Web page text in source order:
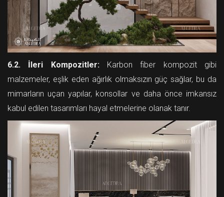
6.2. İleri Kompozitler: Karbon fiber kompozit gibi
malzemeler, eşlik eden ağırlık olmaksızın güç sağlar, bu da
mimarların uçan yapılar, konsollar ve daha önce imkansız
kabul edilen tasarımları hayal etmelerine olanak tanır.